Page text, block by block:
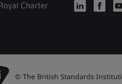
© The British Standards